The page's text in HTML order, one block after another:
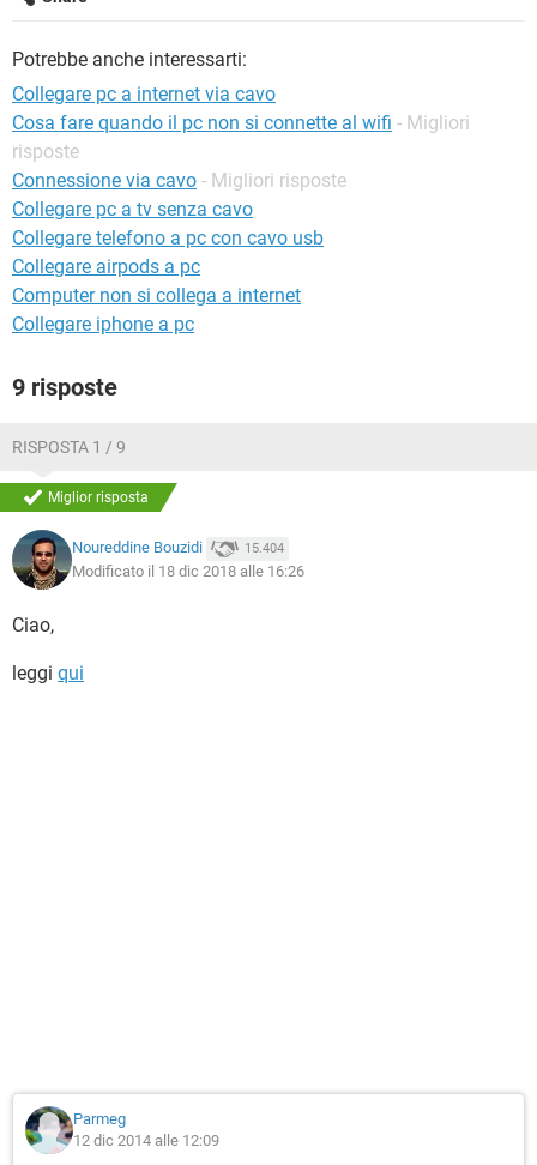
Potrebbe anche interessarti:
Collegare pc a internet via cavo
Cosa fare quando il pc non si connette al wifi - Migliori
risposte
Connessione via cavo - Migliori risposte
Collegare pc a tv senza cavo
Collegare telefono a pc con cavo usb
Collegare airpods a pc
Computer non si collega a internet
Collegare iphone a pc
9 risposte
RISPOSTA 1 / 9
Miglior risposta
Noureddine Bouzidi 15.404
Modificato il 18 dic 2018 alle 16:26
Ciao,
leggi qui
Parmeg
12 dic 2014 alle 12:09